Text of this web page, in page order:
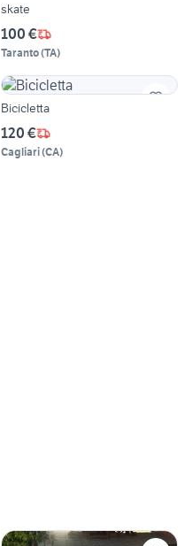
skate
100 €
Taranto(TA)
Bicicletta
120 €
Cagliari(CA)